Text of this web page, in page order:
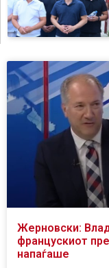
Жерновски:
францускиот
напаѓаше